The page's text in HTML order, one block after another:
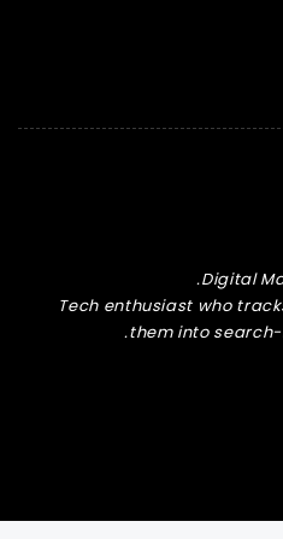
Digital
Tech enthusiast who
them into